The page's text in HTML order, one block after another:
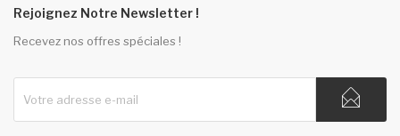
Rejoignez Notre Newsletter !
Recevez nos offres spéciales !